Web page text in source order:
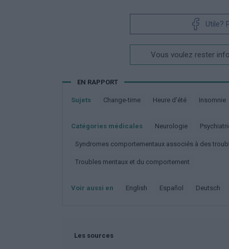
Utile?
Vous voulez rester
EN RAPPORT
Sujets Change-time Heure d'été Insomnie
Catégories médicales Neurologie
Syndromes comportementaux associés à des
Troubles mentaux et du comportement
Voir aussi en english español deutsch
Les sources